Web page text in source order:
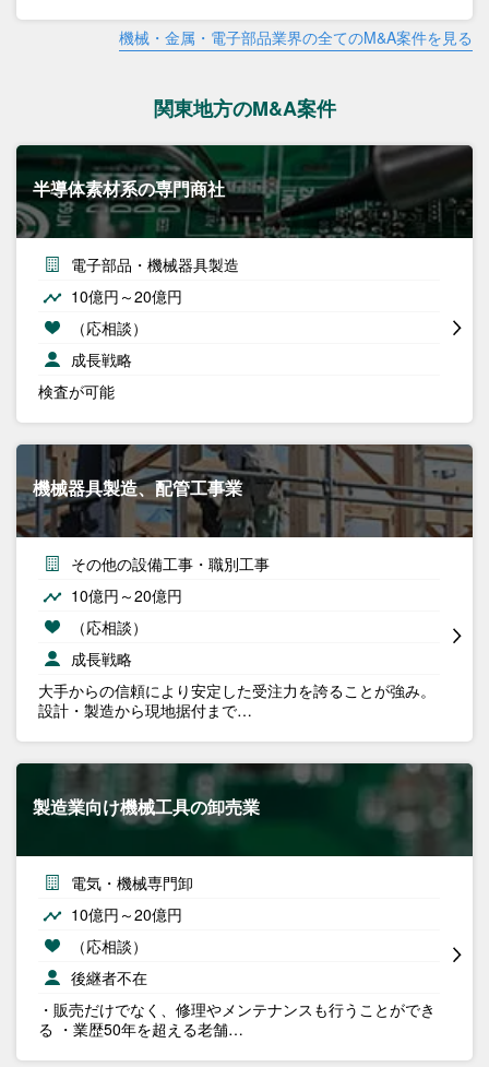
機械・金属・電子部品業界の全てのM&A案件を見る
関東地方のM&A案件
半導体素材系の専門商社
電子部品・機械器具製造
10億円～20億円
（応相談）
成長戦略
検査が可能
機械器具製造、配管工事業
その他の設備工事・職別工事
10億円～20億円
（応相談）
成長戦略
大手からの信頼により安定した受注力を誇ることが強み。
設計・製造から現地据付まで…
製造業向け機械工具の卸売業
電気・機械専門卸
10億円～20億円
（応相談）
後継者不在
・販売だけでなく、修理やメンテナンスも行うことができ
る ・業歴50年を超える老舗…